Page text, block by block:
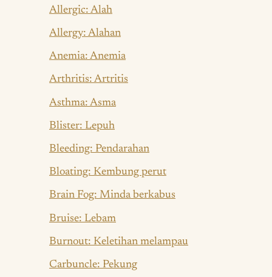
Allergic: Alah
Allergy: Alahan
Anemia: Anemia
Arthritis: Artritis
Asthma: Asma
Blister: Lepuh
Bleeding: Pendarahan
Bloating: Kembung perut
Brain Fog: Minda berkabus
Bruise: Lebam
Burnout: Keletihan melampau
Carbuncle: Pekung